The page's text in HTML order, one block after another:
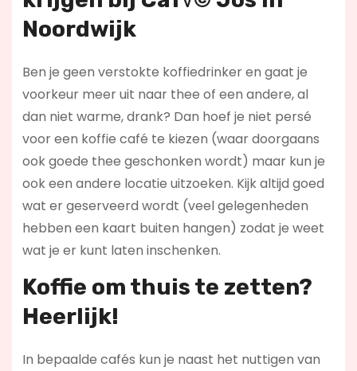
Noordwijk
Ben je geen verstokte koffiedrinker en gaat je
voorkeur meer uit naar thee of een andere, al
dan niet warme, drank? Dan hoef je niet persé
voor een koffie café te kiezen (waar doorgaans
ook goede thee geschonken wordt) maar kun je
ook een andere locatie uitzoeken. Kijk altijd goed
wat er geserveerd wordt (veel gelegenheden
hebben een kaart buiten hangen) zodat je weet
wat je er kunt laten inschenken.
Koffie om thuis te zetten?
Heerlijk!
In bepaalde cafés kun je naast het nuttigen van